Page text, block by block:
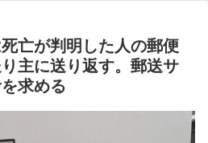
死亡が判明した人の郵便
主に送り返す。郵送サ
求める